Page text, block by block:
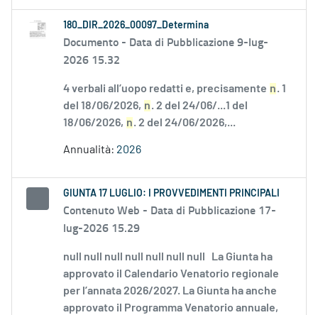
180_DIR_2026_00097_Determina
Documento - Data di Pubblicazione 9-lug-
2026 15.32
4 verbali all’uopo redatti e, precisamente n. 1
del 18/06/2026, n. 2 del 24/06/...1 del
18/06/2026, n. 2 del 24/06/2026,...
Annualità: 2026
GIUNTA 17 LUGLIO: I PROVVEDIMENTI PRINCIPALI
Contenuto Web - Data di Pubblicazione 17-
lug-2026 15.29
null null null null null null null La Giunta ha
approvato il Calendario Venatorio regionale
per l’annata 2026/2027. La Giunta ha anche
approvato il Programma Venatorio annuale,